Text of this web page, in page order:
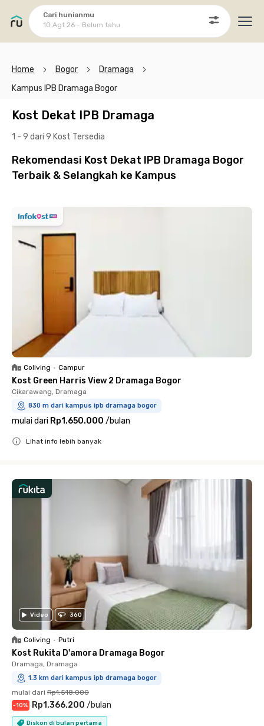
Cari hunianmu
10 Agt 26 - Belum tahu
Home Bogor
Dramaga
Kampus IPB Dramaga Bogor
Kost Dekat IPB Dramaga
1 - 9 dari 9 Kost Tersedia
Rekomendasi Kost Dekat IPB Dramaga Bogor
Terbaik & Selangkah ke Kampus
Coliving • Campur
Kost Green Harris View 2 Dramaga Bogor
Cikarawang, Dramaga
830 m dari kampus ipb dramaga bogor
mulai dari Rp1.650.000 /bulan
Lihat info lebih banyak
Video 360
Coliving • Putri
Kost Rukita D'amora Dramaga Bogor
Dramaga, Dramaga
1.3 km dari kampus ipb dramaga bogor
mulai dari Rp1.518.000
-10% Rp1.366.200 /bulan
Diskon di bulan pertama